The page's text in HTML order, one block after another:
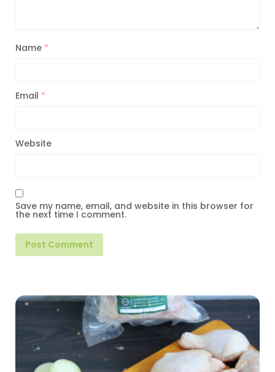
Name *
Email *
Website
Save my name, email, and website in this browser for
the next time I comment.